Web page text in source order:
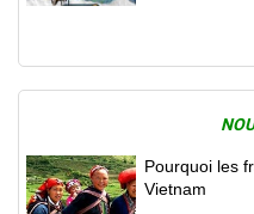
Pourquoi les
Vietnam